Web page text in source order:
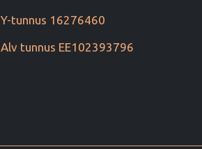
Y-tunnus 16276460
Alv tunnus EE102393796